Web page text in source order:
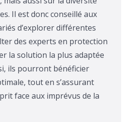
Il est donc conseillé aux
d’explorer différentes
des experts en protection
la solution la plus adaptée
ils pourront bénéficier
tout en s’assurant
face aux imprévus de la